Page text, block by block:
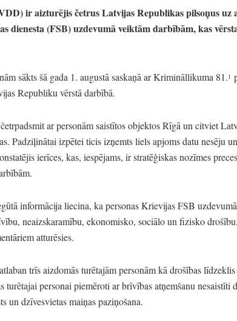
ir aizturējis četrus Latvijas Republikas pilsoņus uz
dienesta(FSB)uzdevumā veiktām darbībām,kas
sākts šā gada 1. augustā saskaņā ar Krimināllikuma 81.1
Republiku vērstā darbībā.
ar personām saistītos objektos Rīgā un citviet
Padziļinātai izpētei ticis izņemts liels apjoms datu nesēju
ierīces, kas, iespējams, ir stratēģiskas nozīmes
informācija liecina, ka personas Krievijas FSB
neaizskaramību, ekonomisko, sociālo un fizisko drošību.
atturēsies.
trīs aizdomās turētajām personām kā drošības
turētajai personai piemēroti ar brīvības atņemšanu nesaistīti
un dzīvesvietas maiņas paziņošana.